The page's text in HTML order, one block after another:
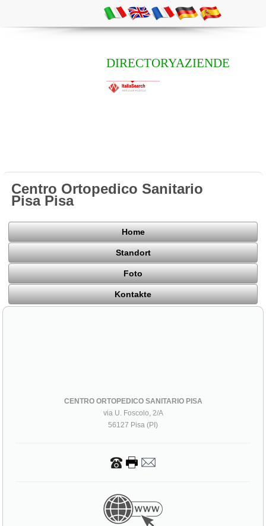
DIRECTORYAZIENDE
Centro Ortopedico Sanitario
Pisa Pisa
Home
Standort
Foto
Kontakte
CENTRO ORTOPEDICO SANITARIO PISA
via U. Foscolo, 2/A
56127 Pisa (PI)